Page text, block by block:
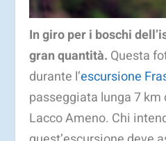
In giro per i boschi
gran quantità. Questa
durante l’escursione
passeggiata lunga 7 km
Lacco Ameno. Chi